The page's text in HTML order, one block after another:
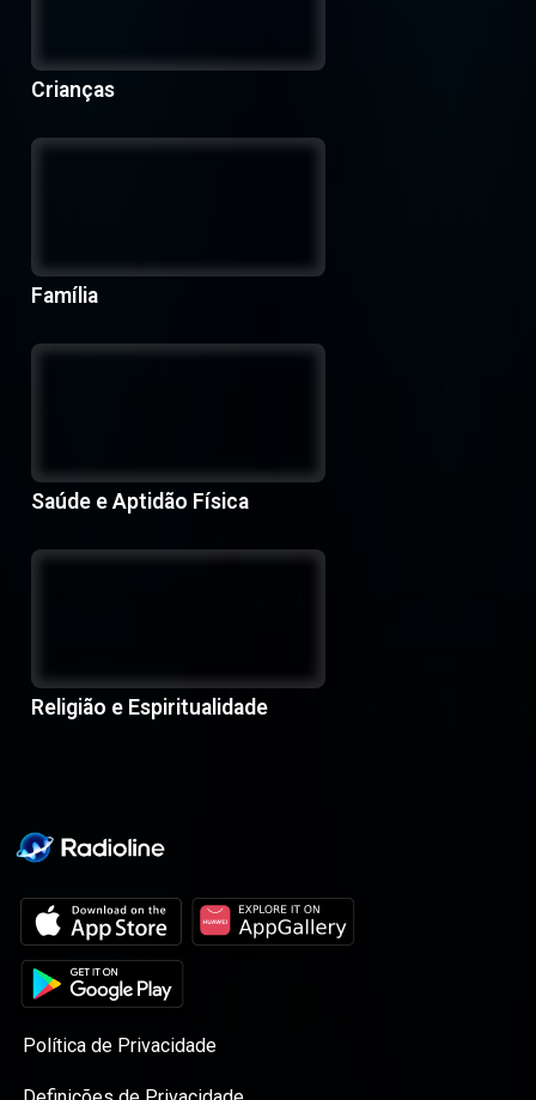
Crianças
Família
Saúde e Aptidão Física
Religião e Espiritualidade
Política de Privacidade